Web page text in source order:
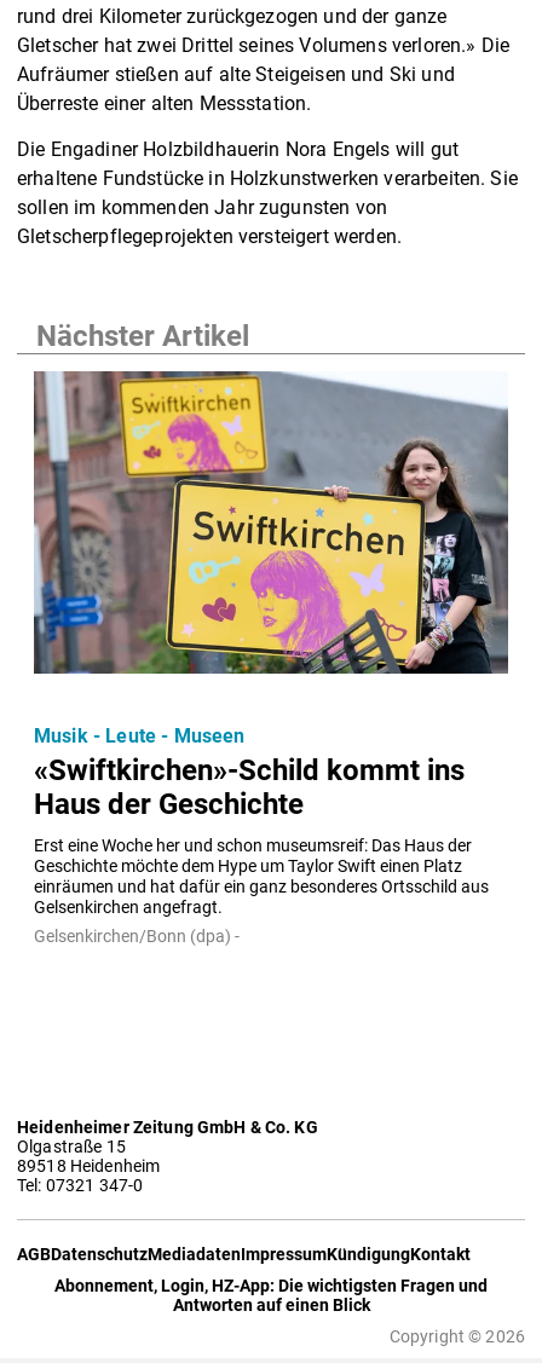
rund drei Kilometer zurückgezogen und der ganze
Gletscher hat zwei Drittel seines Volumens verloren.» Die
Aufräumer stießen auf alte Steigeisen und Ski und
Überreste einer alten Messstation.
Die Engadiner Holzbildhauerin Nora Engels will gut
erhaltene Fundstücke in Holzkunstwerken verarbeiten. Sie
sollen im kommenden Jahr zugunsten von
Gletscherpflegeprojekten versteigert werden.
Nächster Artikel
«Swiftkirchen»-Schild kommt ins
Haus der Geschichte
Erst eine Woche her und schon museumsreif: Das Haus der
Geschichte möchte dem Hype um Taylor Swift einen Platz
einräumen und hat dafür ein ganz besonderes Ortsschild aus
Gelsenkirchen angefragt.
Musik - Leute - Museen
Gelsenkirchen/Bonn (dpa) -
Heidenheimer Zeitung GmbH & Co. KG
Olgastraße 15
89518 Heidenheim
Tel: 07321 347-0
AGBDatenschutzMediadatenImpressumKündigungKontakt
Abonnement, Login, HZ-App: Die wichtigsten Fragen und
Antworten auf einen Blick
Copyright © 2026